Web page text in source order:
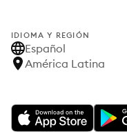
IDIOMA Y REGIÓN
Español
América Latina